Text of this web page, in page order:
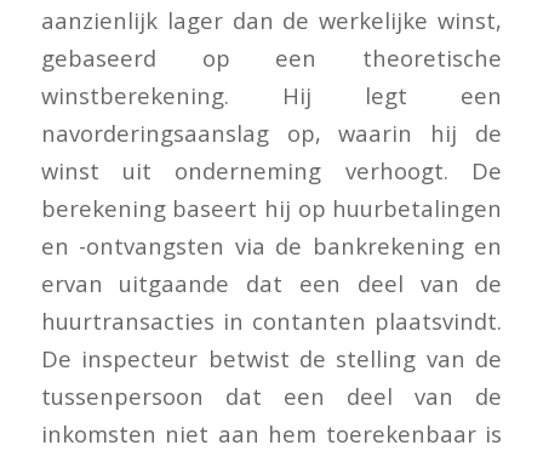
aanzienlijk lager dan de werkelijke winst,
gebaseerd op een theoretische
winstberekening. Hij legt een
navorderingsaanslag op, waarin hij de
winst uit onderneming verhoogt. De
berekening baseert hij op huurbetalingen
en -ontvangsten via de bankrekening en
ervan uitgaande dat een deel van de
huurtransacties in contanten plaatsvindt.
De inspecteur betwist de stelling van de
tussenpersoon dat een deel van de
inkomsten niet aan hem toerekenbaar is